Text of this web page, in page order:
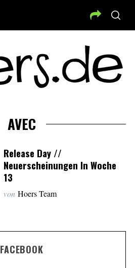
AVEC
Release Day //
Neuerscheinungen In Woche
13
von Hoers Team
FACEBOOK